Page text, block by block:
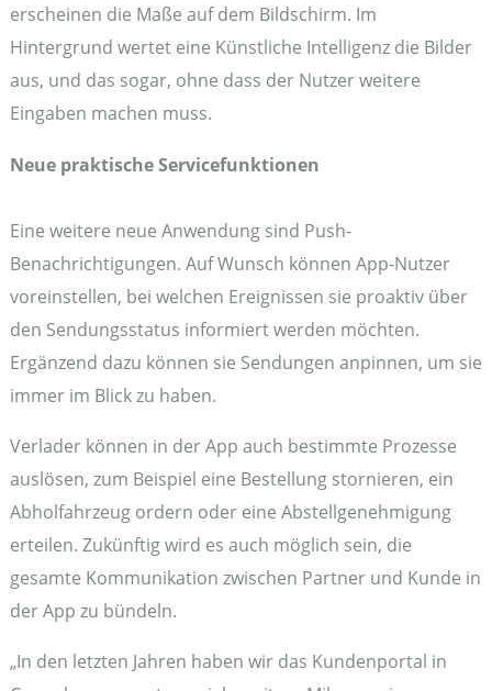
erscheinen die Maße auf dem Bildschirm. Im
Hintergrund wertet eine Künstliche Intelligenz die Bilder
aus, und das sogar, ohne dass der Nutzer weitere
Eingaben machen muss.
Neue praktische Servicefunktionen
Eine weitere neue Anwendung sind Push-
Benachrichtigungen. Auf Wunsch können App-Nutzer
voreinstellen, bei welchen Ereignissen sie proaktiv über
den Sendungsstatus informiert werden möchten.
Ergänzend dazu können sie Sendungen anpinnen, um sie
immer im Blick zu haben.
Verlader können in der App auch bestimmte Prozesse
auslösen, zum Beispiel eine Bestellung stornieren, ein
Abholfahrzeug ordern oder eine Abstellgenehmigung
erteilen. Zukünftig wird es auch möglich sein, die
gesamte Kommunikation zwischen Partner und Kunde in
der App zu bündeln.
„In den letzten Jahren haben wir das Kundenportal in